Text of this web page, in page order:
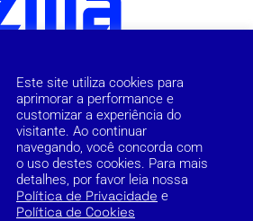
Este site utiliza cookies para
aprimorar a performance e
customizar a experiência do
visitante. Ao continuar
navegando, você concorda com
o uso destes cookies. Para mais
detalhes, por favor leia nossa
Política de Privacidade e
Política de Cookies